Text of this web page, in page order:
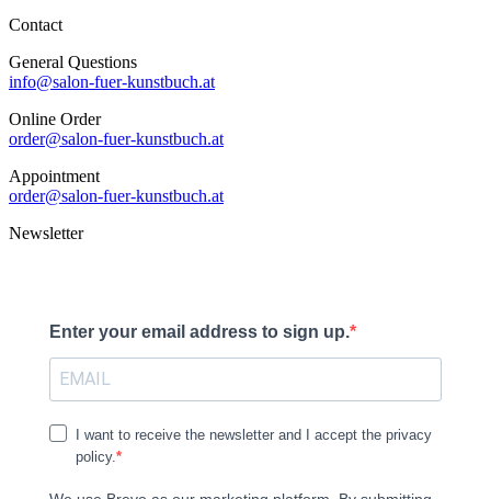
Contact
General Questions
info@salon-fuer-kunstbuch.at
Online Order
order@salon-fuer-kunstbuch.at
Appointment
order@salon-fuer-kunstbuch.at
Newsletter
Enter your email address to sign up.
I want to receive the newsletter and I accept the privacy
policy.